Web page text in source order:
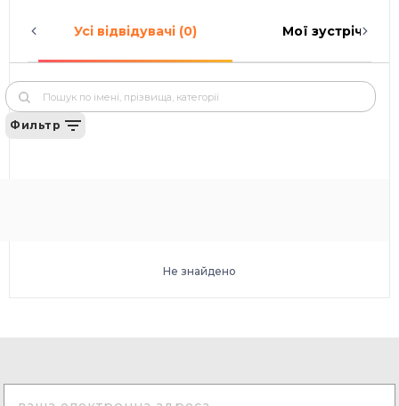
Усі відвідувачі (0) Мої зустрічі (0)
Фильтр
Не знайдено